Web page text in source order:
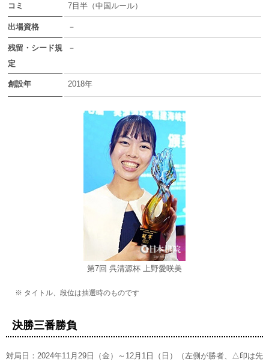
コミ 7目半（中国ルール）
出場資格 －
残留・シード規
定
－
創設年 2018年
第7回 呉清源杯 上野愛咲美
※ タイトル、段位は抽選時のものです
決勝三番勝負
対局日：2024年11月29日（金）～12月1日（日）（左側が勝者、△印は先